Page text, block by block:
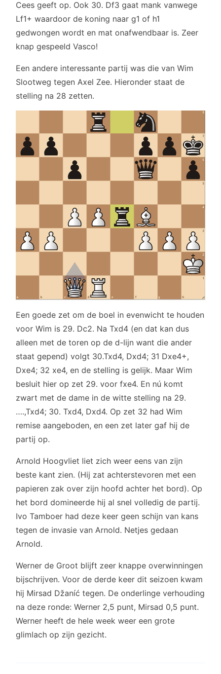
Cees geeft op. Ook 30. Df3 gaat mank vanwege
Lf1+ waardoor de koning naar g1 of h1
gedwongen wordt en mat onafwendbaar is. Zeer
knap gespeeld Vasco!
Een andere interessante partij was die van Wim
Slootweg tegen Axel Zee. Hieronder staat de
stelling na 28 zetten.
Een goede zet om de boel in evenwicht te houden
voor Wim is 29. Dc2. Na Txd4 (en dat kan dus
alleen met de toren op de d-lijn want die ander
staat gepend) volgt 30.Txd4, Dxd4; 31 Dxe4+,
Dxe4; 32 xe4, en de stelling is gelijk. Maar Wim
besluit hier op zet 29. voor fxe4. En nú komt
zwart met de dame in de witte stelling na 29.
….,Txd4; 30. Txd4, Dxd4. Op zet 32 had Wim
remise aangeboden, en een zet later gaf hij de
partij op.
Arnold Hoogvliet liet zich weer eens van zijn
beste kant zien. (Hij zat achterstevoren met een
papieren zak over zijn hoofd achter het bord). Op
het bord domineerde hij al snel volledig de partij.
Ivo Tamboer had deze keer geen schijn van kans
tegen de invasie van Arnold. Netjes gedaan
Arnold.
Werner de Groot blijft zeer knappe overwinningen
bijschrijven. Voor de derde keer dit seizoen kwam
hij Mirsad Džaníć tegen. De onderlinge verhouding
na deze ronde: Werner 2,5 punt, Mirsad 0,5 punt.
Werner heeft de hele week weer een grote
glimlach op zijn gezicht.